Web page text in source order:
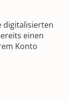
digitalisierten
einen
Konto